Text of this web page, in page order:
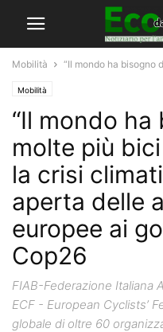
Mobilità “Il mondo ha bisogno
Mobilità
“Il mondo
molte più
la crisi
aperta delle
europee ai
Cop26
FIAB-Federazione Italiana
ECF - European Cyclists’
globale di oltre 60